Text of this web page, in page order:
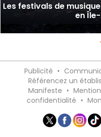
Les festivals de
en
Publicité •
Référencez un
Manifeste •
confidentialité •